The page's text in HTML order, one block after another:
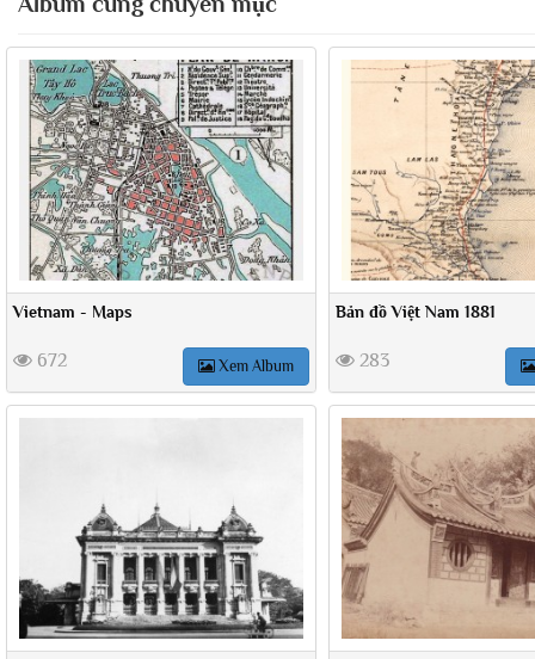
Vietnam - Maps
672 Xem Album
Bản đồ Việt Nam 1881
283